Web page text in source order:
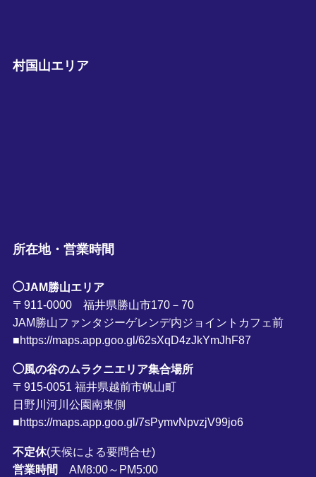
村国山エリア
所在地・営業時間
◯JAM勝山エリア
〒911-0000 福井県勝山市170－70
JAM勝山ファンタジーゲレンデ内ジョイントカフェ前
■https://maps.app.goo.gl/62sXqD4zJkYmJhF87
◯風の谷のムラクニエリア集合場所
〒915-0051 福井県越前市帆山町
日野川河川公園南東側
■https://maps.app.goo.gl/7sPymvNpvzjV99jo6
不定休(天候による要問合せ)
営業時間
AM8:00～PM5:00